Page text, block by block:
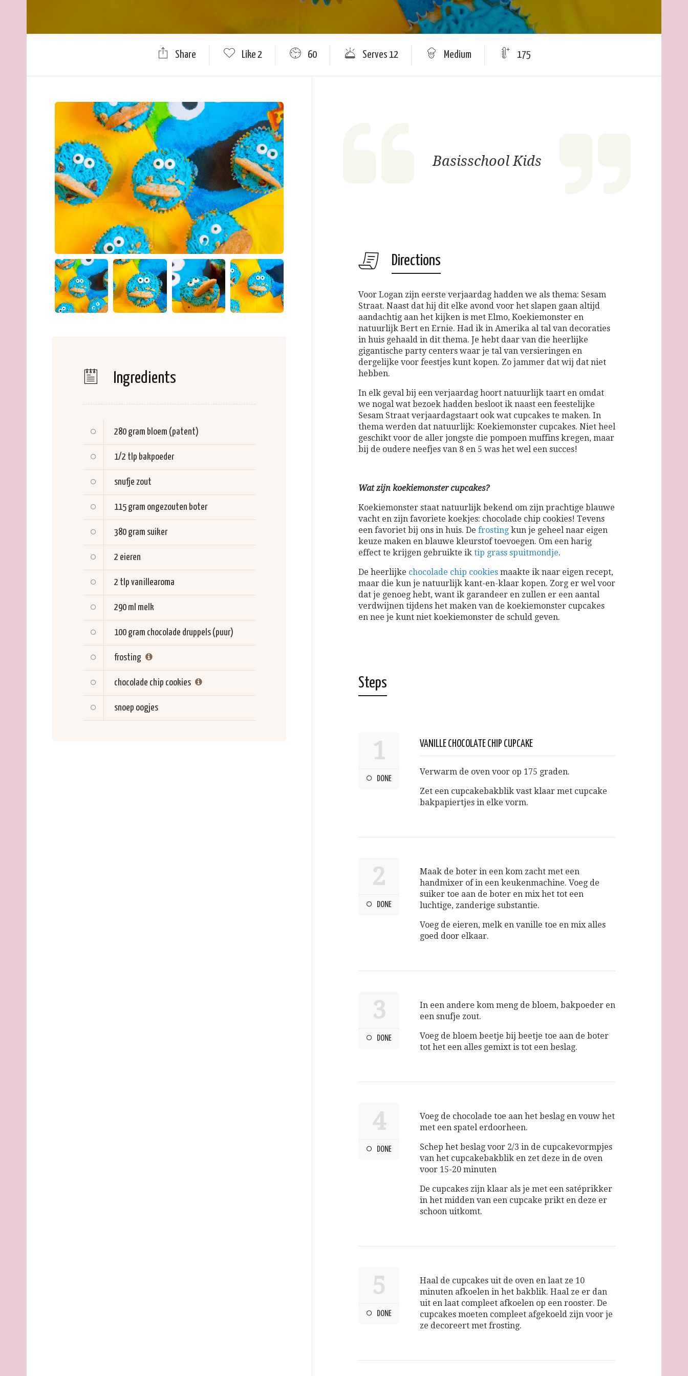
Share Like 2 60 Serves 12 Medium 175
Ingredients
280 gram bloem (patent)
1/2 tlp bakpoeder
snufje zout
115 gram ongezouten boter
380 gram suiker
2 eieren
2 tlp vanillearoma
290 ml melk
100 gram chocolade druppels (puur)
frosting
chocolade chip cookies
snoep oogjes
Basisschool Kids
Directions
Voor Logan zijn eerste verjaardag hadden we als thema: Sesam
Straat. Naast dat hij dit elke avond voor het slapen gaan altijd
aandachtig aan het kijken is met Elmo, Koekiemonster en
natuurlijk Bert en Ernie. Had ik in Amerika al tal van decoraties
in huis gehaald in dit thema. Je hebt daar van die heerlijke
gigantische party centers waar je tal van versieringen en
dergelijke voor feestjes kunt kopen. Zo jammer dat wij dat niet
hebben.
In elk geval bij een verjaardag hoort natuurlijk taart en omdat
we nogal wat bezoek hadden besloot ik naast een feestelijke
Sesam Straat verjaardagstaart ook wat cupcakes te maken. In
thema werden dat natuurlijk: Koekiemonster cupcakes. Niet heel
geschikt voor de aller jongste die pompoen muffins kregen, maar
bij de oudere neefjes van 8 en 5 was het wel een succes!
Wat zijn koekiemonster cupcakes?
Koekiemonster staat natuurlijk bekend om zijn prachtige blauwe
vacht en zijn favoriete koekjes: chocolade chip cookies! Tevens
een favoriet bij ons in huis. De frosting kun je geheel naar eigen
keuze maken en blauwe kleurstof toevoegen. Om een harig
effect te krijgen gebruikte ik tip grass spuitmondje.
De heerlijke chocolade chip cookies maakte ik naar eigen recept,
maar die kun je natuurlijk kant-en-klaar kopen. Zorg er wel voor
dat je genoeg hebt, want ik garandeer en zullen er een aantal
verdwijnen tijdens het maken van de koekiemonster cupcakes
en nee je kunt niet koekiemonster de schuld geven.
Steps
1
DONE
VANILLE CHOCOLATE CHIP CUPCAKE
Verwarm de oven voor op 175 graden.
Zet een cupcakebakblik vast klaar met cupcake
bakpapiertjes in elke vorm.
2
DONE
Maak de boter in een kom zacht met een
handmixer of in een keukenmachine. Voeg de
suiker toe aan de boter en mix het tot een
luchtige, zanderige substantie.
Voeg de eieren, melk en vanille toe en mix alles
goed door elkaar.
3
DONE
In een andere kom meng de bloem, bakpoeder en
een snufje zout.
Voeg de bloem beetje bij beetje toe aan de boter
tot het een alles gemixt is tot een beslag.
4
DONE
Voeg de chocolade toe aan het beslag en vouw het
met een spatel erdoorheen.
Schep het beslag voor 2/3 in de cupcakevormpjes
van het cupcakebakblik en zet deze in de oven
voor 15-20 minuten
De cupcakes zijn klaar als je met een satéprikker
in het midden van een cupcake prikt en deze er
schoon uitkomt.
5
DONE
Haal de cupcakes uit de oven en laat ze 10
minuten afkoelen in het bakblik. Haal ze er dan
uit en laat compleet afkoelen op een rooster. De
cupcakes moeten compleet afgekoeld zijn voor je
ze decoreert met frosting.